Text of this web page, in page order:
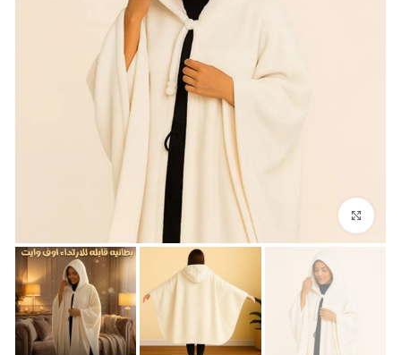
اضغط هنا لتكبير الصورة